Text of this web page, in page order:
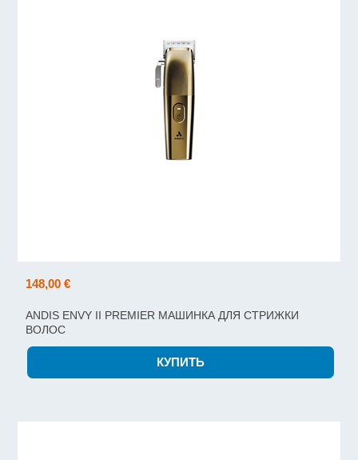
148,00 €
ANDIS ENVY II PREMIER МАШИНКА ДЛЯ СТРИЖКИ
ВОЛОС